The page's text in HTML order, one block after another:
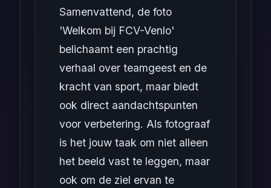
Samenvattend, de foto
'Welkom bij FCV-Venlo'
belichaamt een prachtig
verhaal over teamgeest en de
kracht van sport, maar biedt
ook direct aandachtspunten
voor verbetering. Als fotograaf
is het jouw taak om niet alleen
het beeld vast te leggen, maar
ook om de ziel ervan te